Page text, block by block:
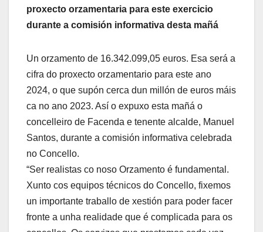
proxecto orzamentaria para este exercicio
durante a comisión informativa desta mañá
Un orzamento de 16.342.099,05 euros. Esa será a
cifra do proxecto orzamentario para este ano
2024, o que supón cerca dun millón de euros máis
ca no ano 2023. Así o expuxo esta mañá o
concelleiro de Facenda e tenente alcalde, Manuel
Santos, durante a comisión informativa celebrada
no Concello.
“Ser realistas co noso Orzamento é fundamental.
Xunto cos equipos técnicos do Concello, fixemos
un importante traballo de xestión para poder facer
fronte a unha realidade que é complicada para os